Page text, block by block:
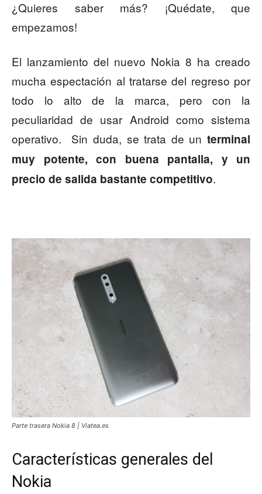
¿Quieres saber más? ¡Quédate, que
empezamos!
El lanzamiento del nuevo Nokia 8 ha creado
mucha espectación al tratarse del regreso por
todo lo alto de la marca, pero con la
peculiaridad de usar Android como sistema
operativo. Sin duda, se trata de un terminal
muy potente, con buena pantalla, y un
precio de salida bastante competitivo.
Parte trasera Nokia 8 | Viatea.es
Características generales del
Nokia